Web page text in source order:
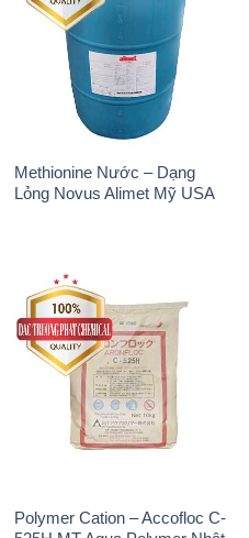
Methionine Nước – Dạng
Lỏng Novus Alimet Mỹ USA
Polymer Cation – Accofloc C-
525H MT Aqua Polymer Nhật
Bản Japan